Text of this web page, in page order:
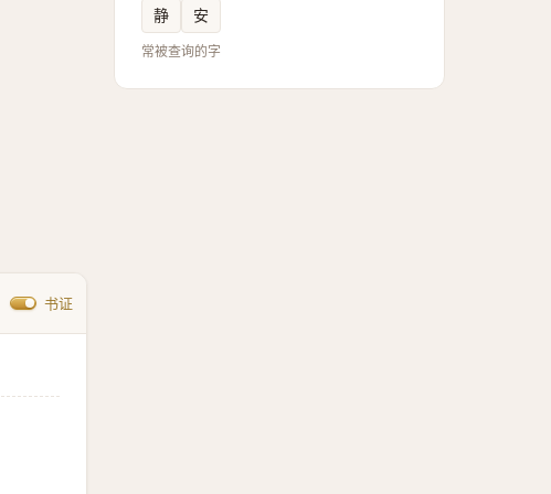
书证
静 安
常被查询的字